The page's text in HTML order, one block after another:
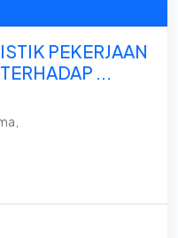
PEKERJAAN
...